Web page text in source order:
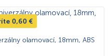
0,60 €
olamovací, 18mm, ABS